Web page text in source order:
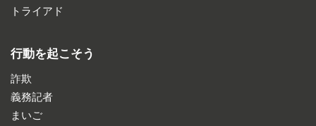
トライアド
行動を起こそう
詐欺
義務記者
まいご